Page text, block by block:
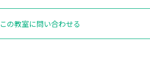
この教室に問い合わせる